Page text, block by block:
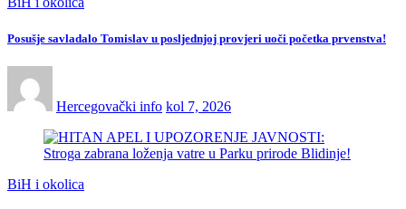
Posušje savladalo Tomislav u posljednjoj provjeri uoči početka prvenstva!
Hercegovački info kol 7, 2026
BiH i okolica